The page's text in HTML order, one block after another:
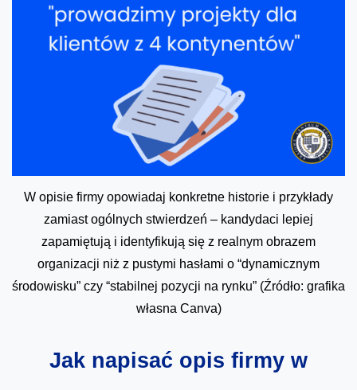
W opisie firmy opowiadaj konkretne historie i przykłady
zamiast ogólnych stwierdzeń – kandydaci lepiej
zapamiętują i identyfikują się z realnym obrazem
organizacji niż z pustymi hasłami o “dynamicznym
środowisku” czy “stabilnej pozycji na rynku” (Źródło: grafika
własna Canva)
Jak napisać opis firmy w